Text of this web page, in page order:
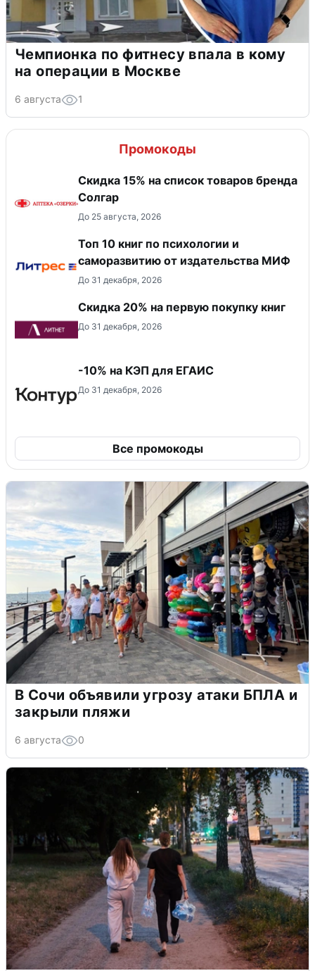
Чемпионка по фитнесу впала в кому
на операции в Москве
6 августа 1
Промокоды
Скидка 15% на список товаров бренда
Солгар
До 25 августа, 2026
Топ 10 книг по психологии и
саморазвитию от издательства МИФ
До 31 декабря, 2026
Скидка 20% на первую покупку книг
До 31 декабря, 2026
-10% на КЭП для ЕГАИС
До 31 декабря, 2026
Все промокоды
В Сочи объявили угрозу атаки БПЛА и
закрыли пляжи
6 августа 0